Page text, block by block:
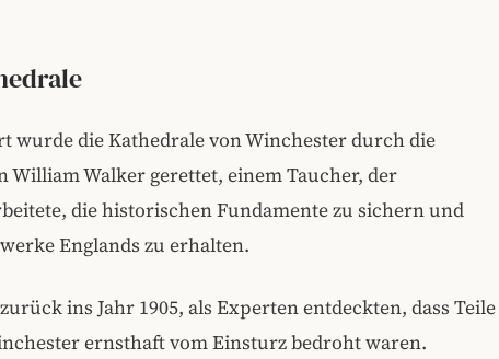
wurde die Kathedrale von Winchester durch die
William Walker gerettet, einem Taucher, der
die historischen Fundamente zu sichern und
Englands zu erhalten.
ins Jahr 1905, als Experten entdeckten, dass Teile
ernsthaft vom Einsturz bedroht waren.